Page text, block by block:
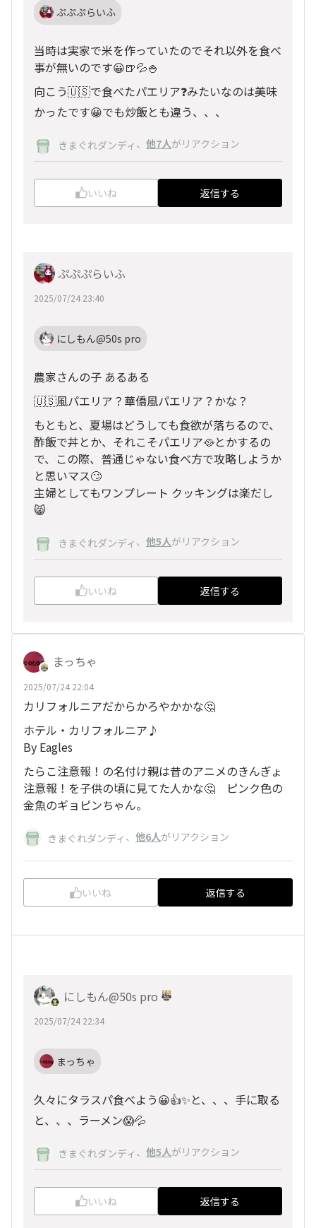
ぷぷぷらいふ
当時は実家で米を作っていたのでそれ以外を食べ
事が無いのです😀🍺💦🍚
向こう🇺🇸で食べたパエリア❓️みたいなのは美味
かったです😀でも炒飯とも違う、、、
きまぐれダンディ 、 他7人がリアクション
いいね 返信する
ぷぷぷらいふ
2025/07/24 23:40
にしもん@50s pro
農家さんの子 あるある
🇺🇸風パエリア？華僑風パエリア？かな？
もともと、夏場はどうしても食欲が落ちるので、
酢飯で丼とか、それこそパエリア🥘とかするの
で、この際、普通じゃない食べ方で攻略しようか
と思いマス🙄
主婦としてもワンプレート クッキングは楽だし
😸
きまぐれダンディ 、 他5人がリアクション
いいね 返信する
まっちゃ
2025/07/24 22:04
カリフォルニアだからかろやかかな🤔
ホテル・カリフォルニア♪
By Eagles
たらこ注意報！の名付け親は昔のアニメのきんぎょ
注意報！を子供の頃に見てた人かな🤔 ピンク色の
金魚のギョピンちゃん。
きまぐれダンディ 、 他6人がリアクション
いいね 返信する
にしもん@50s pro
2025/07/24 22:34
まっちゃ
久々にタラスパ食べよう😀👍✨と、、、手に取る
と、、、ラーメン😱💦
きまぐれダンディ 、 他5人がリアクション
いいね 返信する